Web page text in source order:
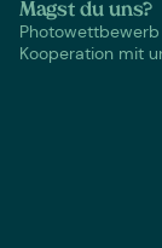
Magst du uns?
Photowettbewerb
Kooperation mit